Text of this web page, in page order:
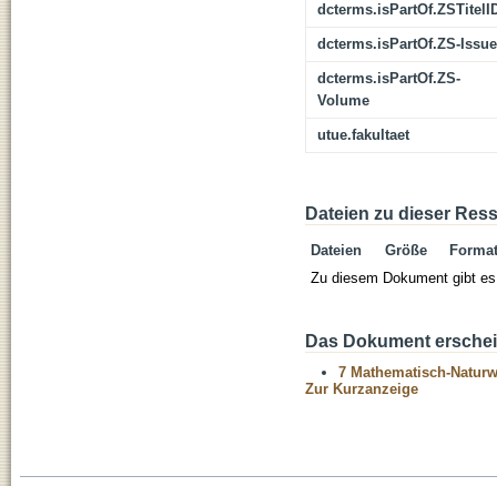
dcterms.isPartOf.ZS-Issue
dcterms.isPartOf.ZS-
Volume
utue.fakultaet
Dateien zu dieser
Dateien Größe
Format
Zu diesem Dokument gibt
Das Dokument
7 Mathematisch-
Zur Kurzanzeige